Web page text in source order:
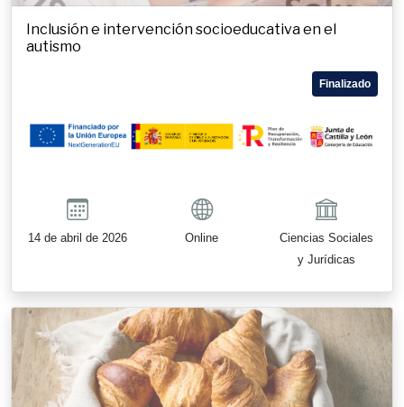
Inclusión e intervención socioeducativa en el
autismo
Finalizado
14 de abril de 2026 Online
Ciencias Sociales
y Jurídicas